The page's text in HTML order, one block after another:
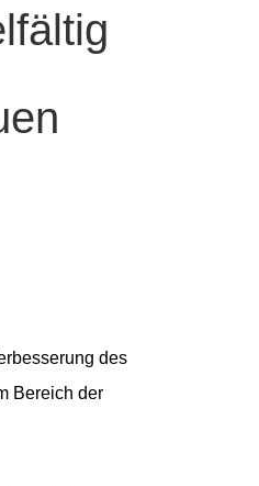
des
Bereich der